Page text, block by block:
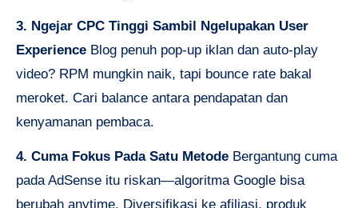
3. Ngejar CPC Tinggi Sambil Ngelupakan User
Experience Blog penuh pop-up iklan dan auto-play
video? RPM mungkin naik, tapi bounce rate bakal
meroket. Cari balance antara pendapatan dan
kenyamanan pembaca.
4. Cuma Fokus Pada Satu Metode Bergantung cuma
pada AdSense itu riskan—algoritma Google bisa
berubah anytime. Diversifikasi ke afiliasi, produk